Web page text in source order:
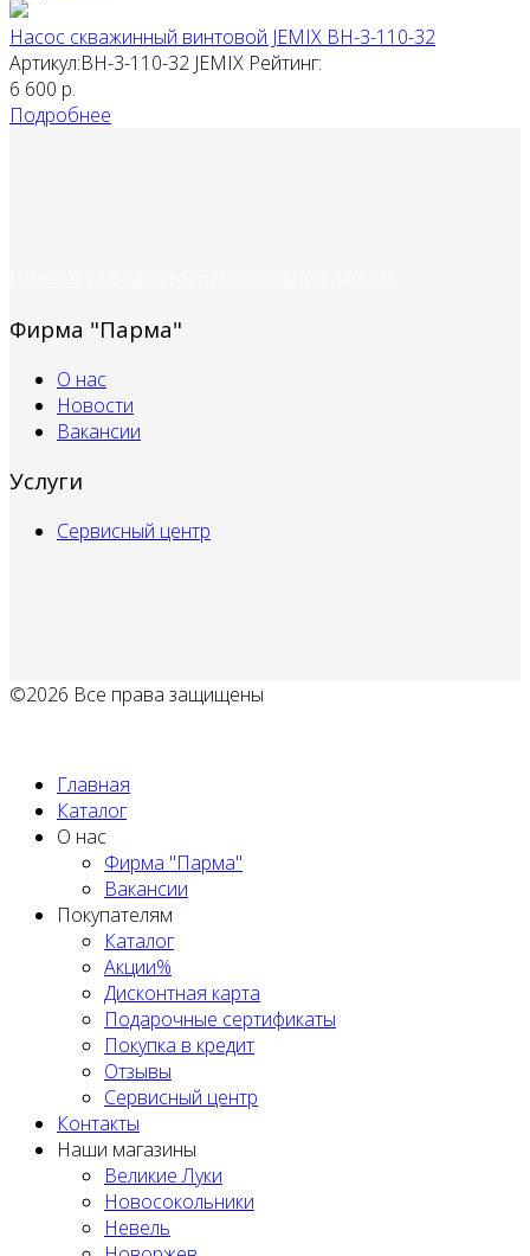
Насос скважинный винтовой JEMIX ВН-3-110-32
Артикул:ВН-3-110-32 JEMIX Рейтинг:
6 600 р.
Подробнее
Фирма "Парма"
О нас
Новости
Вакансии
Услуги
Сервисный центр
©2026 Все права защищены
Главная
Каталог
О нас
Фирма "Парма"
Вакансии
Покупателям
Каталог
Акции%
Дисконтная карта
Подарочные сертификаты
Покупка в кредит
Отзывы
Сервисный центр
Контакты
Наши магазины
Великие Луки
Новосокольники
Невель